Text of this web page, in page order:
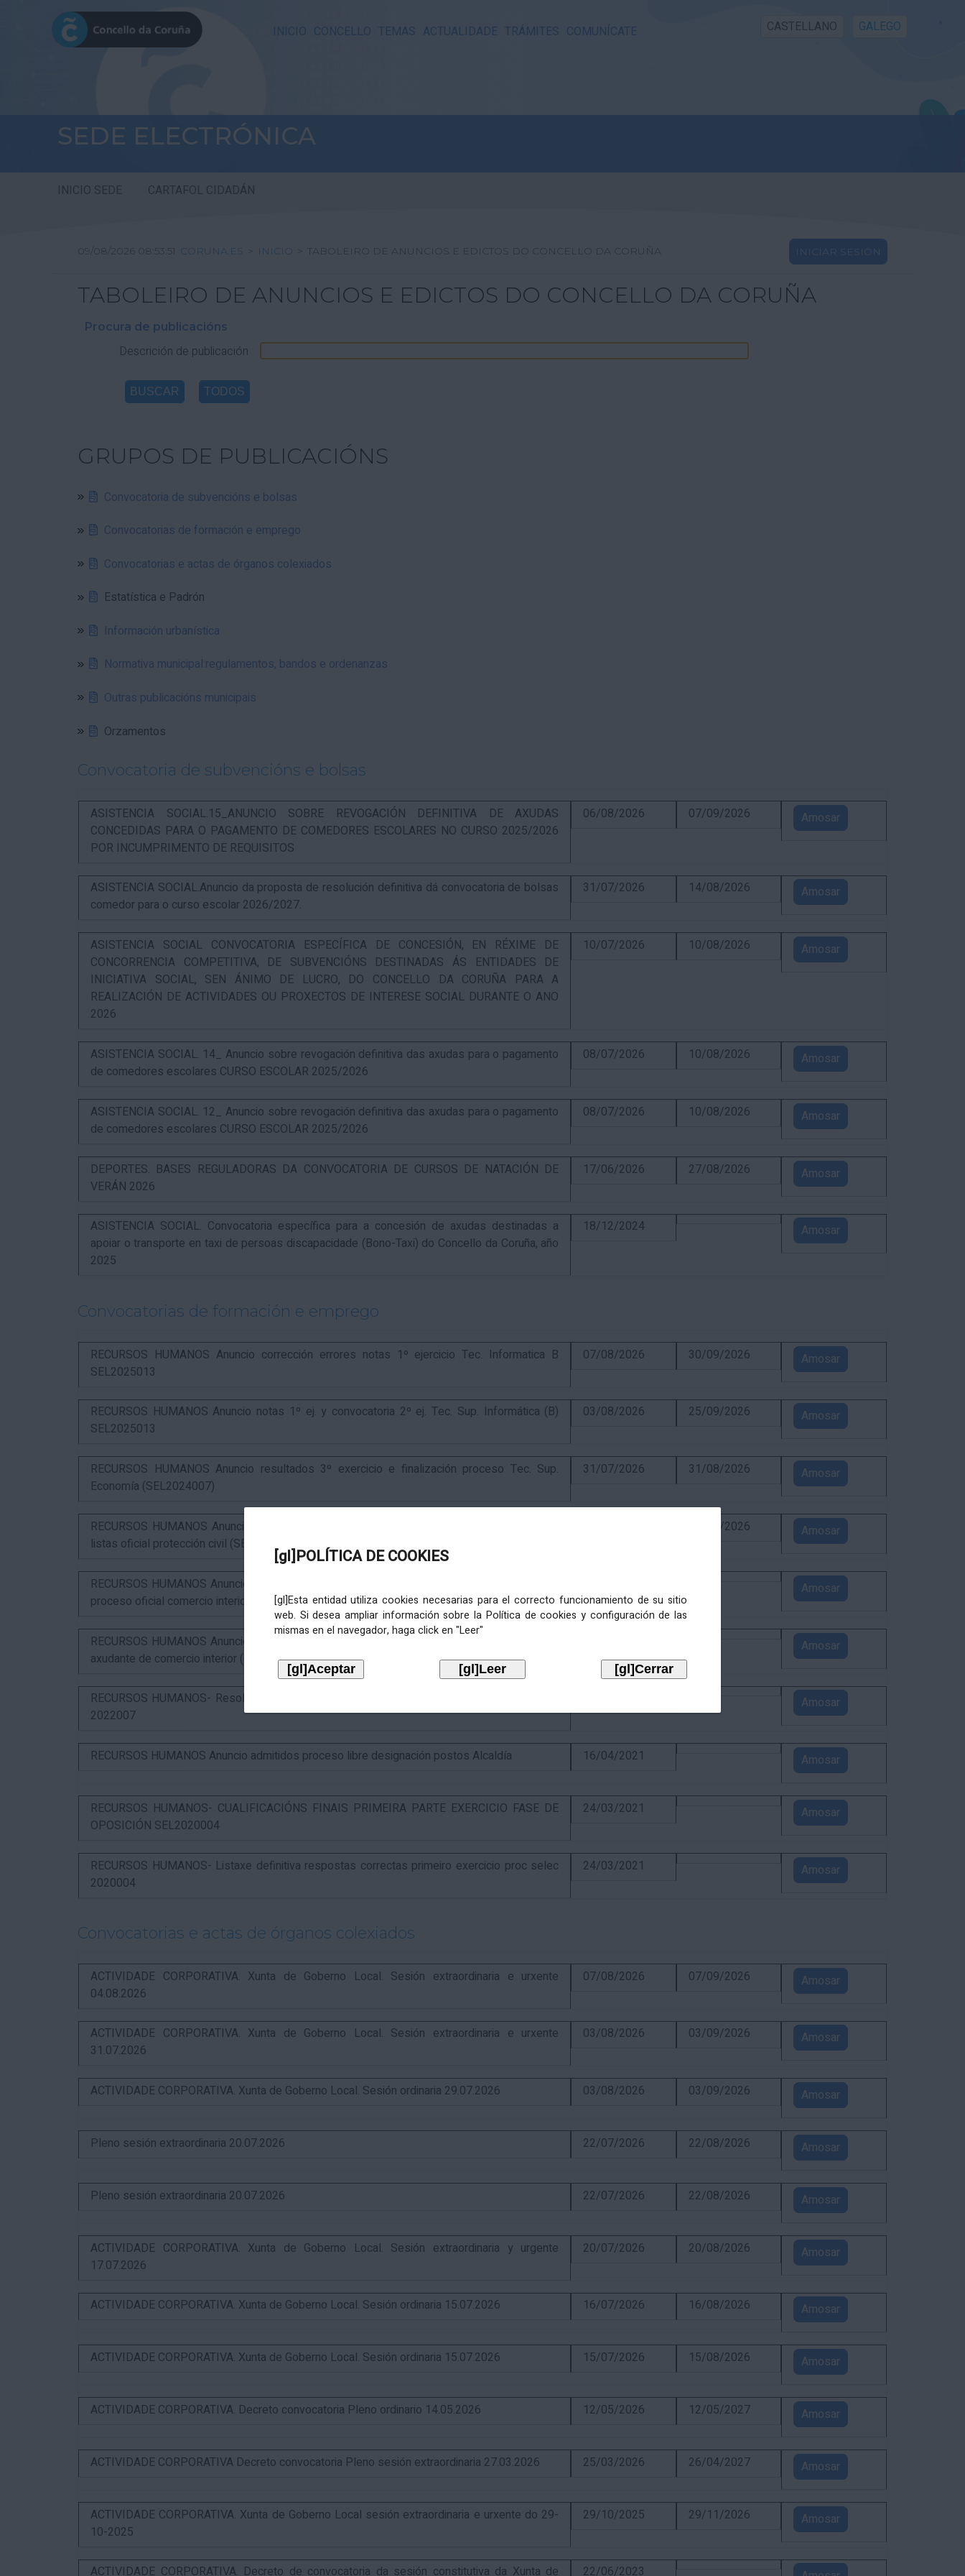
INICIO CONCELLO TEMAS ACTUALIDADE TRÁMITES COMUNÍCATE CASTELLANO GALEGO
SEDE ELECTRÓNICA
INICIO SEDE CARTAFOL CIDADÁN
[gl]POLÍTICA DE COOKIES
[gl]Esta entidad utiliza cookies necesarias para el correcto funcionamiento de su sitio
web. Si desea ampliar información sobre la Política de cookies y configuración de las
mismas en el navegador, haga click en "Leer"
09/08/2026 08:53:52 CORUNA.ES > INICIO > TABOLEIRO DE ANUNCIOS E EDICTOS DO CONCELLO DA CORUÑA INICIAR SESIÓN
TABOLEIRO DE ANUNCIOS E EDICTOS DO CONCELLO DA CORUÑA
Procura de publicacións
Descrición de publicación
GRUPOS DE PUBLICACIÓNS
Convocatoria de subvencións e bolsas
Convocatorias de formación e emprego
Convocatorias e actas de órganos colexiados
Estatística e Padrón
Información urbanística
Normativa municipal:regulamentos, bandos e ordenanzas
Outras publicacións municipais
Orzamentos
Convocatoria de subvencións e bolsas
ASISTENCIA SOCIAL.15_ANUNCIO SOBRE REVOGACIÓN DEFINITIVA DE AXUDAS
CONCEDIDAS PARA O PAGAMENTO DE COMEDORES ESCOLARES NO CURSO 2025/2026
POR INCUMPRIMENTO DE REQUISITOS
06/08/2026 07/09/2026 Amosar
ASISTENCIA SOCIAL.Anuncio da proposta de resolución definitiva dá convocatoria de bolsas
comedor para o curso escolar 2026/2027.
31/07/2026 14/08/2026 Amosar
ASISTENCIA SOCIAL CONVOCATORIA ESPECÍFICA DE CONCESIÓN, EN RÉXIME DE
CONCORRENCIA COMPETITIVA, DE SUBVENCIÓNS DESTINADAS ÁS ENTIDADES DE
INICIATIVA SOCIAL, SEN ÁNIMO DE LUCRO, DO CONCELLO DA CORUÑA PARA A
REALIZACIÓN DE ACTIVIDADES OU PROXECTOS DE INTERESE SOCIAL DURANTE O ANO
2026
10/07/2026 10/08/2026 Amosar
ASISTENCIA SOCIAL. 14_ Anuncio sobre revogación definitiva das axudas para o pagamento
de comedores escolares CURSO ESCOLAR 2025/2026
08/07/2026 10/08/2026 Amosar
ASISTENCIA SOCIAL. 12_ Anuncio sobre revogación definitiva das axudas para o pagamento
de comedores escolares CURSO ESCOLAR 2025/2026
08/07/2026 10/08/2026 Amosar
DEPORTES. BASES REGULADORAS DA CONVOCATORIA DE CURSOS DE NATACIÓN DE
VERÁN 2026
17/06/2026 27/08/2026 Amosar
ASISTENCIA SOCIAL. Convocatoria específica para a concesión de axudas destinadas a
apoiar o transporte en taxi de persoas discapacidade (Bono-Taxi) do Concello da Coruña, año
2025
18/12/2024 Amosar
Convocatorias de formación e emprego
RECURSOS HUMANOS Anuncio corrección errores notas 1º ejercicio Tec. Informatica B
SEL2025013
07/08/2026 30/09/2026 Amosar
RECURSOS HUMANOS Anuncio notas 1º ej. y convocatoria 2º ej. Tec. Sup. Informática (B)
SEL2025013
03/08/2026 25/09/2026 Amosar
RECURSOS HUMANOS Anuncio resultados 3º exercicio e finalización proceso Tec. Sup.
Economía (SEL2024007)
31/07/2026 31/08/2026 Amosar
RECURSOS HUMANOS Anuncio resultados 1º exercicio e anuncio final proceso elaboración
listas oficial protección civil (SEL2026016)
24/08/2026 Amosar
RECURSOS HUMANOS Anuncio resultados 2º exercicio e puntuación provisional de concurso
proceso oficial comercio interior (SEL2023015
Amosar
RECURSOS HUMANOS Anuncio puntuación definitiva concurso e anuncio final do proceso de
axudante de comercio interior (estabilización)
Amosar
RECURSOS HUMANOS- Resolución das alegacións ao segundo exercicio proceso selectivo
2022007
Amosar
RECURSOS HUMANOS Anuncio admitidos proceso libre designación postos Alcaldía 16/04/2021 Amosar
RECURSOS HUMANOS- CUALIFICACIÓNS FINAIS PRIMEIRA PARTE EXERCICIO FASE DE
OPOSICIÓN SEL2020004
24/03/2021 Amosar
RECURSOS HUMANOS- Listaxe definitiva respostas correctas primeiro exercicio proc selec
2020004
24/03/2021 Amosar
Convocatorias e actas de órganos colexiados
ACTIVIDADE CORPORATIVA. Xunta de Goberno Local. Sesión extraordinaria e urxente
04.08.2026
07/08/2026 07/09/2026 Amosar
ACTIVIDADE CORPORATIVA. Xunta de Goberno Local. Sesión extraordinaria e urxente
31.07.2026
03/08/2026 03/09/2026 Amosar
ACTIVIDADE CORPORATIVA. Xunta de Goberno Local. Sesión ordinaria 29.07.2026 03/08/2026 03/09/2026 Amosar
Pleno sesión extraordinaria 20.07.2026 22/07/2026 22/08/2026 Amosar
Pleno sesión extraordinaria 20.07.2026 22/07/2026 22/08/2026 Amosar
ACTIVIDADE CORPORATIVA. Xunta de Goberno Local. Sesión extraordinaria y urgente
17.07.2026
20/07/2026 20/08/2026 Amosar
ACTIVIDADE CORPORATIVA. Xunta de Goberno Local. Sesión ordinaria 15.07.2026 16/07/2026 16/08/2026 Amosar
ACTIVIDADE CORPORATIVA. Xunta de Goberno Local. Sesión ordinaria 15.07.2026 15/07/2026 15/08/2026 Amosar
ACTIVIDADE CORPORATIVA. Decreto convocatoria Pleno ordinario 14.05.2026 12/05/2026 12/05/2027 Amosar
ACTIVIDADE CORPORATIVA Decreto convocatoria Pleno sesión extraordinaria 27.03.2026 25/03/2026 26/04/2027 Amosar
ACTIVIDADE CORPORATIVA. Xunta de Goberno Local sesión extraordinaria e urxente do 29-
10-2025
29/10/2025 29/11/2026 Amosar
ACTIVIDADE CORPORATIVA. Decreto de convocatoria da sesión constitutiva da Xunta de 22/06/2023